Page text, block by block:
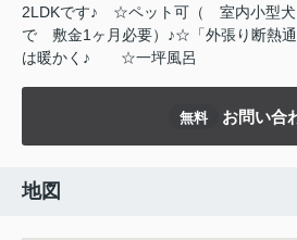
2LDKです♪
☆ペット可（ 室内小型
で
敷金1ヶ月必要）♪☆「外張り断熱
は暖かく♪
☆一坪風呂
無料 お問い合
地図